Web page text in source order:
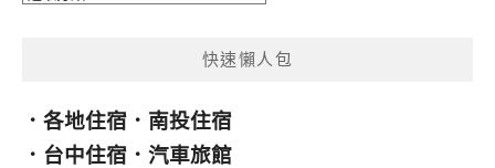
快速懶人包
． 各地住宿 ． 南投住宿
． 台中住宿 ． 汽車旅館